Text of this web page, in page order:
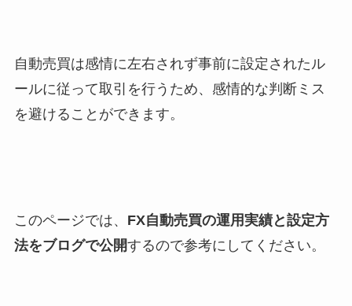
自動売買は感情に左右されず事前に設定されたル
ールに従って取引を行うため、感情的な判断ミス
を避けることができます。
このページでは、 FX自動売買の運用実績と設定方
法をブログで公開するので参考にしてください。